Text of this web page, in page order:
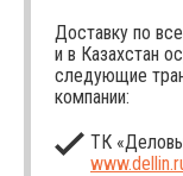
Доставку по
и в Казахстан
следующие
компании:
ТК